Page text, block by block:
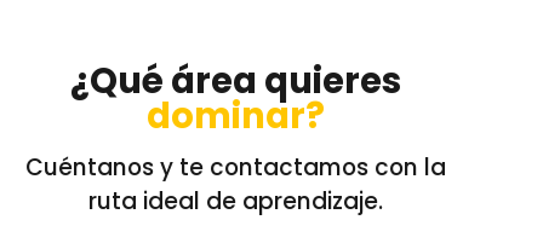
¿Qué área quieres
dominar?
Cuéntanos y te contactamos con la
ruta ideal de aprendizaje.